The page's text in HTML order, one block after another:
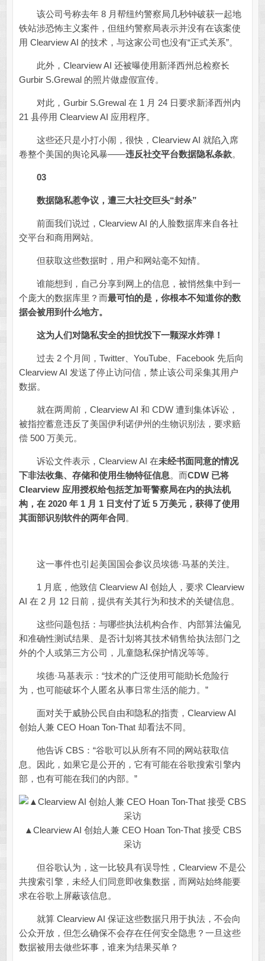
该公司号称去年 8 月帮纽约警察局几秒钟破获一起地
铁站涉恐怖主义案件，但纽约警察局表示并没有在该案使
用 Clearview AI 的技术，与这家公司也没有“正式关系”。
此外，Clearview AI 还被曝使用新泽西州总检察长
Gurbir S.Grewal 的照片做虚假宣传。
对此，Gurbir S.Grewal 在 1 月 24 日要求新泽西州内
21 县停用 Clearview AI 应用程序。
这些还只是小打小闹，很快，Clearview AI 就陷入席
卷整个美国的舆论风暴——违反社交平台数据隐私条款。
03
数据隐私惹争议，遭三大社交巨头“封杀”
前面我们说过，Clearview AI 的人脸数据库来自各社
交平台和商用网站。
但获取这些数据时，用户和网站毫不知情。
谁能想到，自己分享到网上的信息，被悄然集中到一
个庞大的数据库里？而最可怕的是，你根本不知道你的数
据会被用到什么地方。
这为人们对隐私安全的担忧投下一颗深水炸弹！
过去 2 个月间，Twitter、YouTube、Facebook 先后向
Clearview AI 发送了停止访问信，禁止该公司采集其用户
数据。
就在两周前，Clearview AI 和 CDW 遭到集体诉讼，
被指控蓄意违反了美国伊利诺伊州的生物识别法，要求赔
偿 500 万美元。
诉讼文件表示，Clearview AI 在未经书面同意的情况
下非法收集、存储和使用生物特征信息。而CDW 已将
Clearview 应用授权给包括芝加哥警察局在内的执法机
构，在 2020 年 1 月 1 日支付了近 5 万美元，获得了使用
其面部识别软件的两年合同 。
这一事件也引起美国国会参议员埃德·马基的关注。
1 月底，他致信 Clearview AI 创始人，要求 Clearview
AI 在 2 月 12 日前，提供有关其行为和技术的关键信息。
这些问题包括：与哪些执法机构合作、内部算法偏见
和准确性测试结果、是否计划将其技术销售给执法部门之
外的个人或第三方公司，儿童隐私保护情况等等。
埃德·马基表示：“技术的广泛使用可能助长危险行
为，也可能破坏个人匿名从事日常生活的能力。”
面对关于威胁公民自由和隐私的指责，Clearview AI
创始人兼 CEO Hoan Ton-That 却看法不同。
他告诉 CBS：“谷歌可以从所有不同的网站获取信
息。因此，如果它是公开的，它有可能在谷歌搜索引擎内
部，也有可能在我们的内部。”
▲Clearview AI 创始人兼 CEO Hoan Ton-That 接受 CBS
采访
但谷歌认为，这一比较具有误导性，Clearview 不是公
共搜索引擎，未经人们同意即收集数据，而网站始终能要
求在谷歌上屏蔽该信息。
就算 Clearview AI 保证这些数据只用于执法，不会向
公众开放，但怎么确保不会存在任何安全隐患？一旦这些
数据被用去做些坏事，谁来为结果买单？